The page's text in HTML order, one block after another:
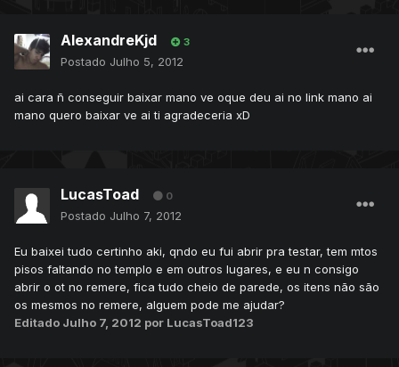
AlexandreKjd 3
Postado Julho 5, 2012
ai cara ñ conseguir baixar mano ve oque deu ai no link mano ai
mano quero baixar ve ai ti agradeceria xD
LucasToad 0
Postado Julho 7, 2012
Eu baixei tudo certinho aki, qndo eu fui abrir pra testar, tem mtos
pisos faltando no templo e em outros lugares, e eu n consigo
abrir o ot no remere, fica tudo cheio de parede, os itens não são
os mesmos no remere, alguem pode me ajudar?
Editado Julho 7, 2012 por LucasToad123